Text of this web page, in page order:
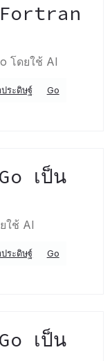
Fortran
โดยใช้ AI
ระดิษฐ์
Go
เป็น
ใช้ AI
ระดิษฐ์
Go
เป็น